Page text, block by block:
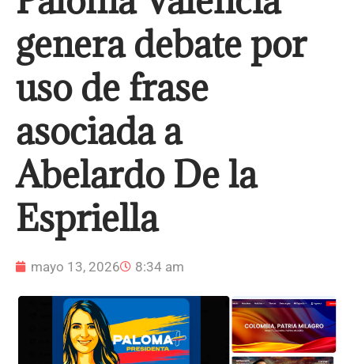
genera debate por
uso de frase
asociada a
Abelardo De la
Espriella
mayo 13, 2026 8:34 am